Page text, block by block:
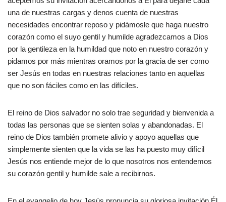
una de nuestras cargas y denos cuenta de nuestras
necesidades encontrar reposo y pidámosle que haga nuestro
corazón como el suyo gentil y humilde agradezcamos a Dios
por la gentileza en la humildad que noto en nuestro corazón y
pidamos por más mientras oramos por la gracia de ser como
ser Jesús en todas en nuestras relaciones tanto en aquellas
que no son fáciles como en las difíciles.
El reino de Dios salvador no solo trae seguridad y bienvenida a
todas las personas que se sienten solas y abandonadas. El
reino de Dios también promete alivio y apoyo aquellas que
simplemente sienten que la vida se las ha puesto muy difícil
Jesús nos entiende mejor de lo que nosotros nos entendemos
su corazón gentil y humilde sale a recibirnos.